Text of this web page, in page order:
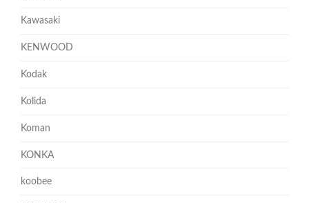
Kawasaki
KENWOOD
Kodak
Kolida
Koman
KONKA
koobee